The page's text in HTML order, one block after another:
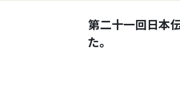
第二十一回日本
た。